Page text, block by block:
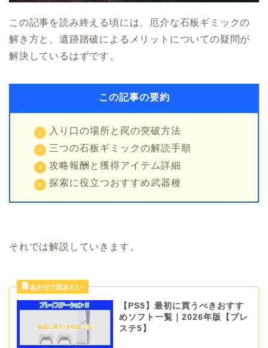
この記事を読み終える頃には、厄介な石板ギミックの
解き方と、遺跡踏破によるメリットについての疑問が
解決しているはずです。
この記事の要約
入り口の場所と罠の突破方法
三つの石板ギミックの解読手順
攻略報酬と獲得アイテム詳細
探索に役立つおすすめ武器種
それでは解説していきます。
【PS5】最初に買うべきおすす
めソフト一覧｜2026年版【プレ
ステ5】